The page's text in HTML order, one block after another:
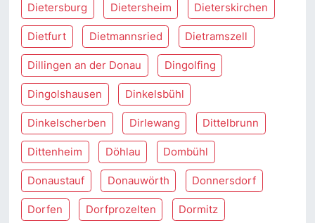
Dietersburg Dietersheim Dieterskirchen
Dietfurt Dietmannsried Dietramszell
Dillingen an der Donau Dingolfing
Dingolshausen Dinkelsbühl
Dinkelscherben Dirlewang Dittelbrunn
Dittenheim Döhlau Dombühl
Donaustauf Donauwörth Donnersdorf
Dorfen Dorfprozelten Dormitz